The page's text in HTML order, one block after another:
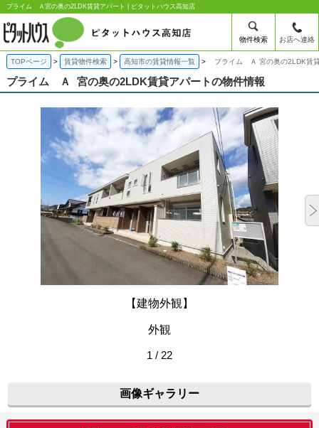
プライム Ａ宮の奥の2LDK賃貸アパート | ピタットハウス高知店
物件検索 お店へ連絡
TOPページ 賃貸物件検索 高知市の賃貸情報一覧 プライム Ａ 宮の奥の2LDK賃
プライム Ａ 宮の奥の2LDK賃貸アパートの物件情報
【建物外観】
外観
1 / 22
画像ギャラリー